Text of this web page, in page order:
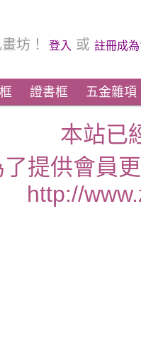
坊！ 登入 或 註冊成為
證書框 五金雜項
本站已
了提供會員
http://